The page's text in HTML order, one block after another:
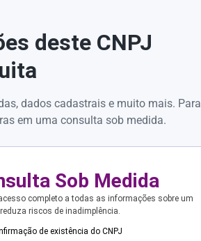
deste CNPJ
dados cadastrais e muito mais. Para
em uma consulta sob medida.
Sob Medida
completo a todas as informações sobre um
reduza riscos de inadimplência.
de existência do CNPJ